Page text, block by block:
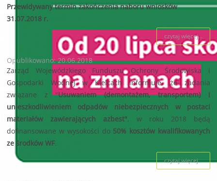
Przewidywany termin zakończenia naboru wniosków
31.07.2018 r.
czytaj więcej...
Opublikowano: 20.06.2018
Zarząd Wojewódzkiego Funduszu Ochrony Środowiska i
Gospodarki Wodnej w Kielcach informuje, że zadania
związane z "Usuwaniem (demontażem, transportem) i
unieszkodliwieniem odpadów niebezpiecznych w postaci
materiałów zawierających azbest", w roku 2018 będą
dofinansowane w wysokości do 50% kosztów kwalifikowanych
ze środków WF.
czytaj więcej...